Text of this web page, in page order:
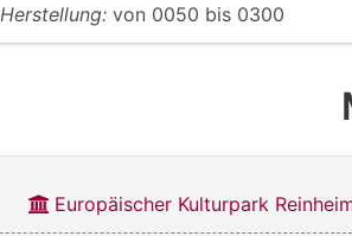
Herstellung: von 0050 bis 0300
Europäischer Kulturpark